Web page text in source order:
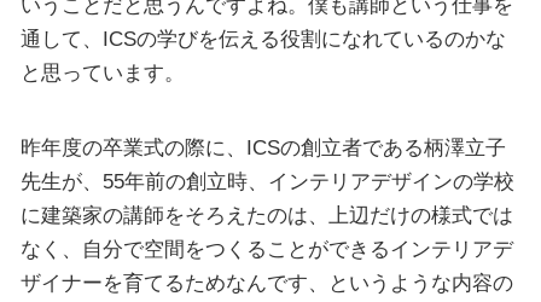
いうことだと思うんですよね。僕も講師という仕事を
通して、ICSの学びを伝える役割になれているのかな
と思っています。
昨年度の卒業式の際に、ICSの創立者である柄澤立子
先生が、55年前の創立時、インテリアデザインの学校
に建築家の講師をそろえたのは、上辺だけの様式では
なく、自分で空間をつくることができるインテリアデ
ザイナーを育てるためなんです、というような内容の